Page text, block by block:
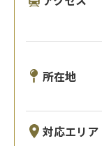
所在地
対応エリア